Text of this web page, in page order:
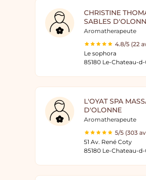
CHRISTINE
SABLES
Aromatherapeute
4.8/5 (22
Le sophora
85180 Le-Chateau-
L'OYAT SPA
D'OLONNE
Aromatherapeute
5/5 (303
51 Av. René Coty
85180 Le-Chateau-